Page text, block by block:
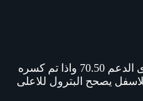
مازال البترول فى اتجاه هابط على المدى القصير داخل قناه هابطة يتجه البترول حاليا الى مستوى الدعم 70.50 واذا تم كسره
69.00 اما اذا حافظ البترول على الدعم 70.50 دون كسر للاسفل يصحح البترول للاعلى